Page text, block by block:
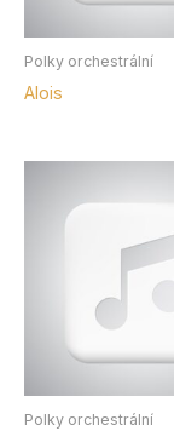
Polky orchestrální
Alois
Polky orchestrální